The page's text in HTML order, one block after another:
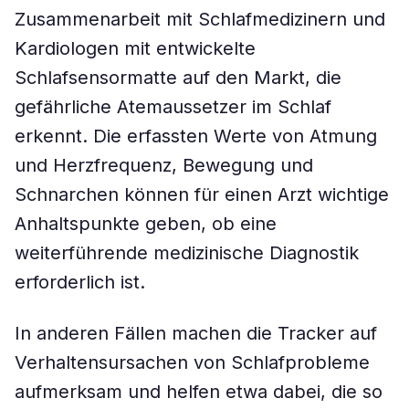
Zusammenarbeit mit Schlafmedizinern und
Kardiologen mit entwickelte
Schlafsensormatte auf den Markt, die
gefährliche Atemaussetzer im Schlaf
erkennt. Die erfassten Werte von Atmung
und Herzfrequenz, Bewegung und
Schnarchen können für einen Arzt wichtige
Anhaltspunkte geben, ob eine
weiterführende medizinische Diagnostik
erforderlich ist.
In anderen Fällen machen die Tracker auf
Verhaltensursachen von Schlafprobleme
aufmerksam und helfen etwa dabei, die so